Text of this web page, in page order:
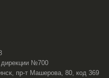
дирекции №700
пр-т Машерова, 80, код 369